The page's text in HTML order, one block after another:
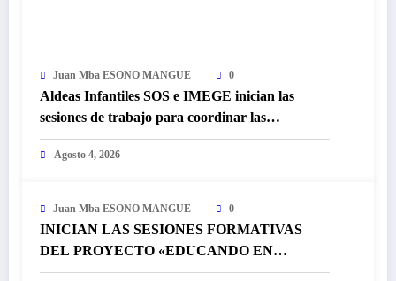
Juan Mba ESONO MANGUE 0
Aldeas Infantiles SOS e IMEGE inician las
sesiones de trabajo para coordinar las
actividades conmemorativas del Día
Internacional de la Juventud
Agosto 4, 2026
Juan Mba ESONO MANGUE 0
INICIAN LAS SESIONES FORMATIVAS
DEL PROYECTO «EDUCANDO EN
FEMENINO» DE LA ONG IMEGE